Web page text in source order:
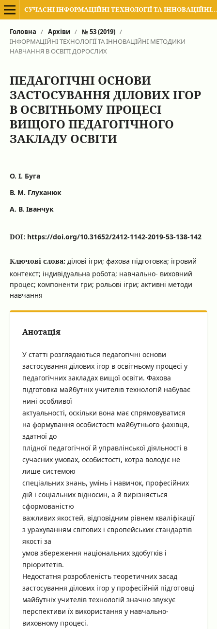
СУЧАСНІ ІНФОРМАЦІЙНІ ТЕХНОЛОГІЇ ТА ІННОВАЦІЙНІ МЕТОДИКИ НАВЧАННЯ В ПІДГОТОВЦІ ФАХІВЦІВ: МЕТОДОЛОГІЯ, ТЕОРІЯ, ДОСВІД, ПРОБЛЕМИ
Головна / Архіви / № 53 (2019) /
ІНФОРМАЦІЙНІ ТЕХНОЛОГІЇ ТА ІННОВАЦІЙНІ МЕТОДИКИ
НАВЧАННЯ В ОСВІТІ ДОРОСЛИХ
ПЕДАГОГІЧНІ ОСНОВИ
ЗАСТОСУВАННЯ ДІЛОВИХ ІГОР
В ОСВІТНЬОМУ ПРОЦЕСІ
ВИЩОГО ПЕДАГОГІЧНОГО
ЗАКЛАДУ ОСВІТИ
О. І. Буга
В. М. Глуханюк
А. В. Іванчук
DOI: https://doi.org/10.31652/2412-1142-2019-53-138-142
Ключові слова: ділові ігри; фахова підготовка; ігровий
контекст; індивідуальна робота; навчально- виховний
процес; компоненти гри; рольові ігри; активні методи
навчання
Анотація
У статті розглядаються педагогічні основи
застосування ділових ігор в освітньому процесі у
педагогічних закладах вищої освіти. Фахова
підготовка майбутніх учителів технологій набуває
нині особливої
актуальності, оскільки вона має спрямовуватися
на формування особистості майбутнього фахівця,
здатної до
плідної педагогічної й управлінської діяльності в
сучасних умовах, особистості, котра володіє не
лише системою
спеціальних знань, умінь і навичок, професійних
дій і соціальних відносин, а й вирізняється
сформованістю
важливих якостей, відповідним рівнем кваліфікації
з урахуванням світових і європейських стандартів
якості за
умов збереження національних здобутків і
пріоритетів.
Недостатня розробленість теоретичних засад
застосування ділових ігор у професійній підготовці
майбутніх учителів технологій значно звужує
перспективи їх використання у навчально-
виховному процесі.